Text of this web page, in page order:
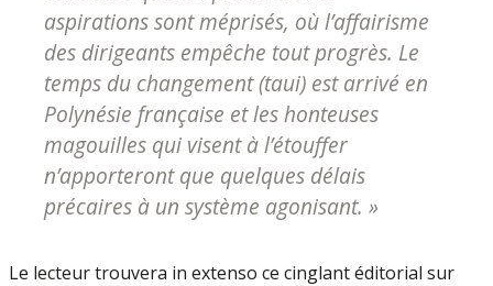
aspirations sont méprisés, où l’affairisme
des dirigeants empêche tout progrès. Le
temps du changement (taui) est arrivé en
Polynésie française et les honteuses
magouilles qui visent à l’étouffer
n’apporteront que quelques délais
précaires à un système agonisant. »
Le lecteur trouvera in extenso ce cinglant éditorial sur